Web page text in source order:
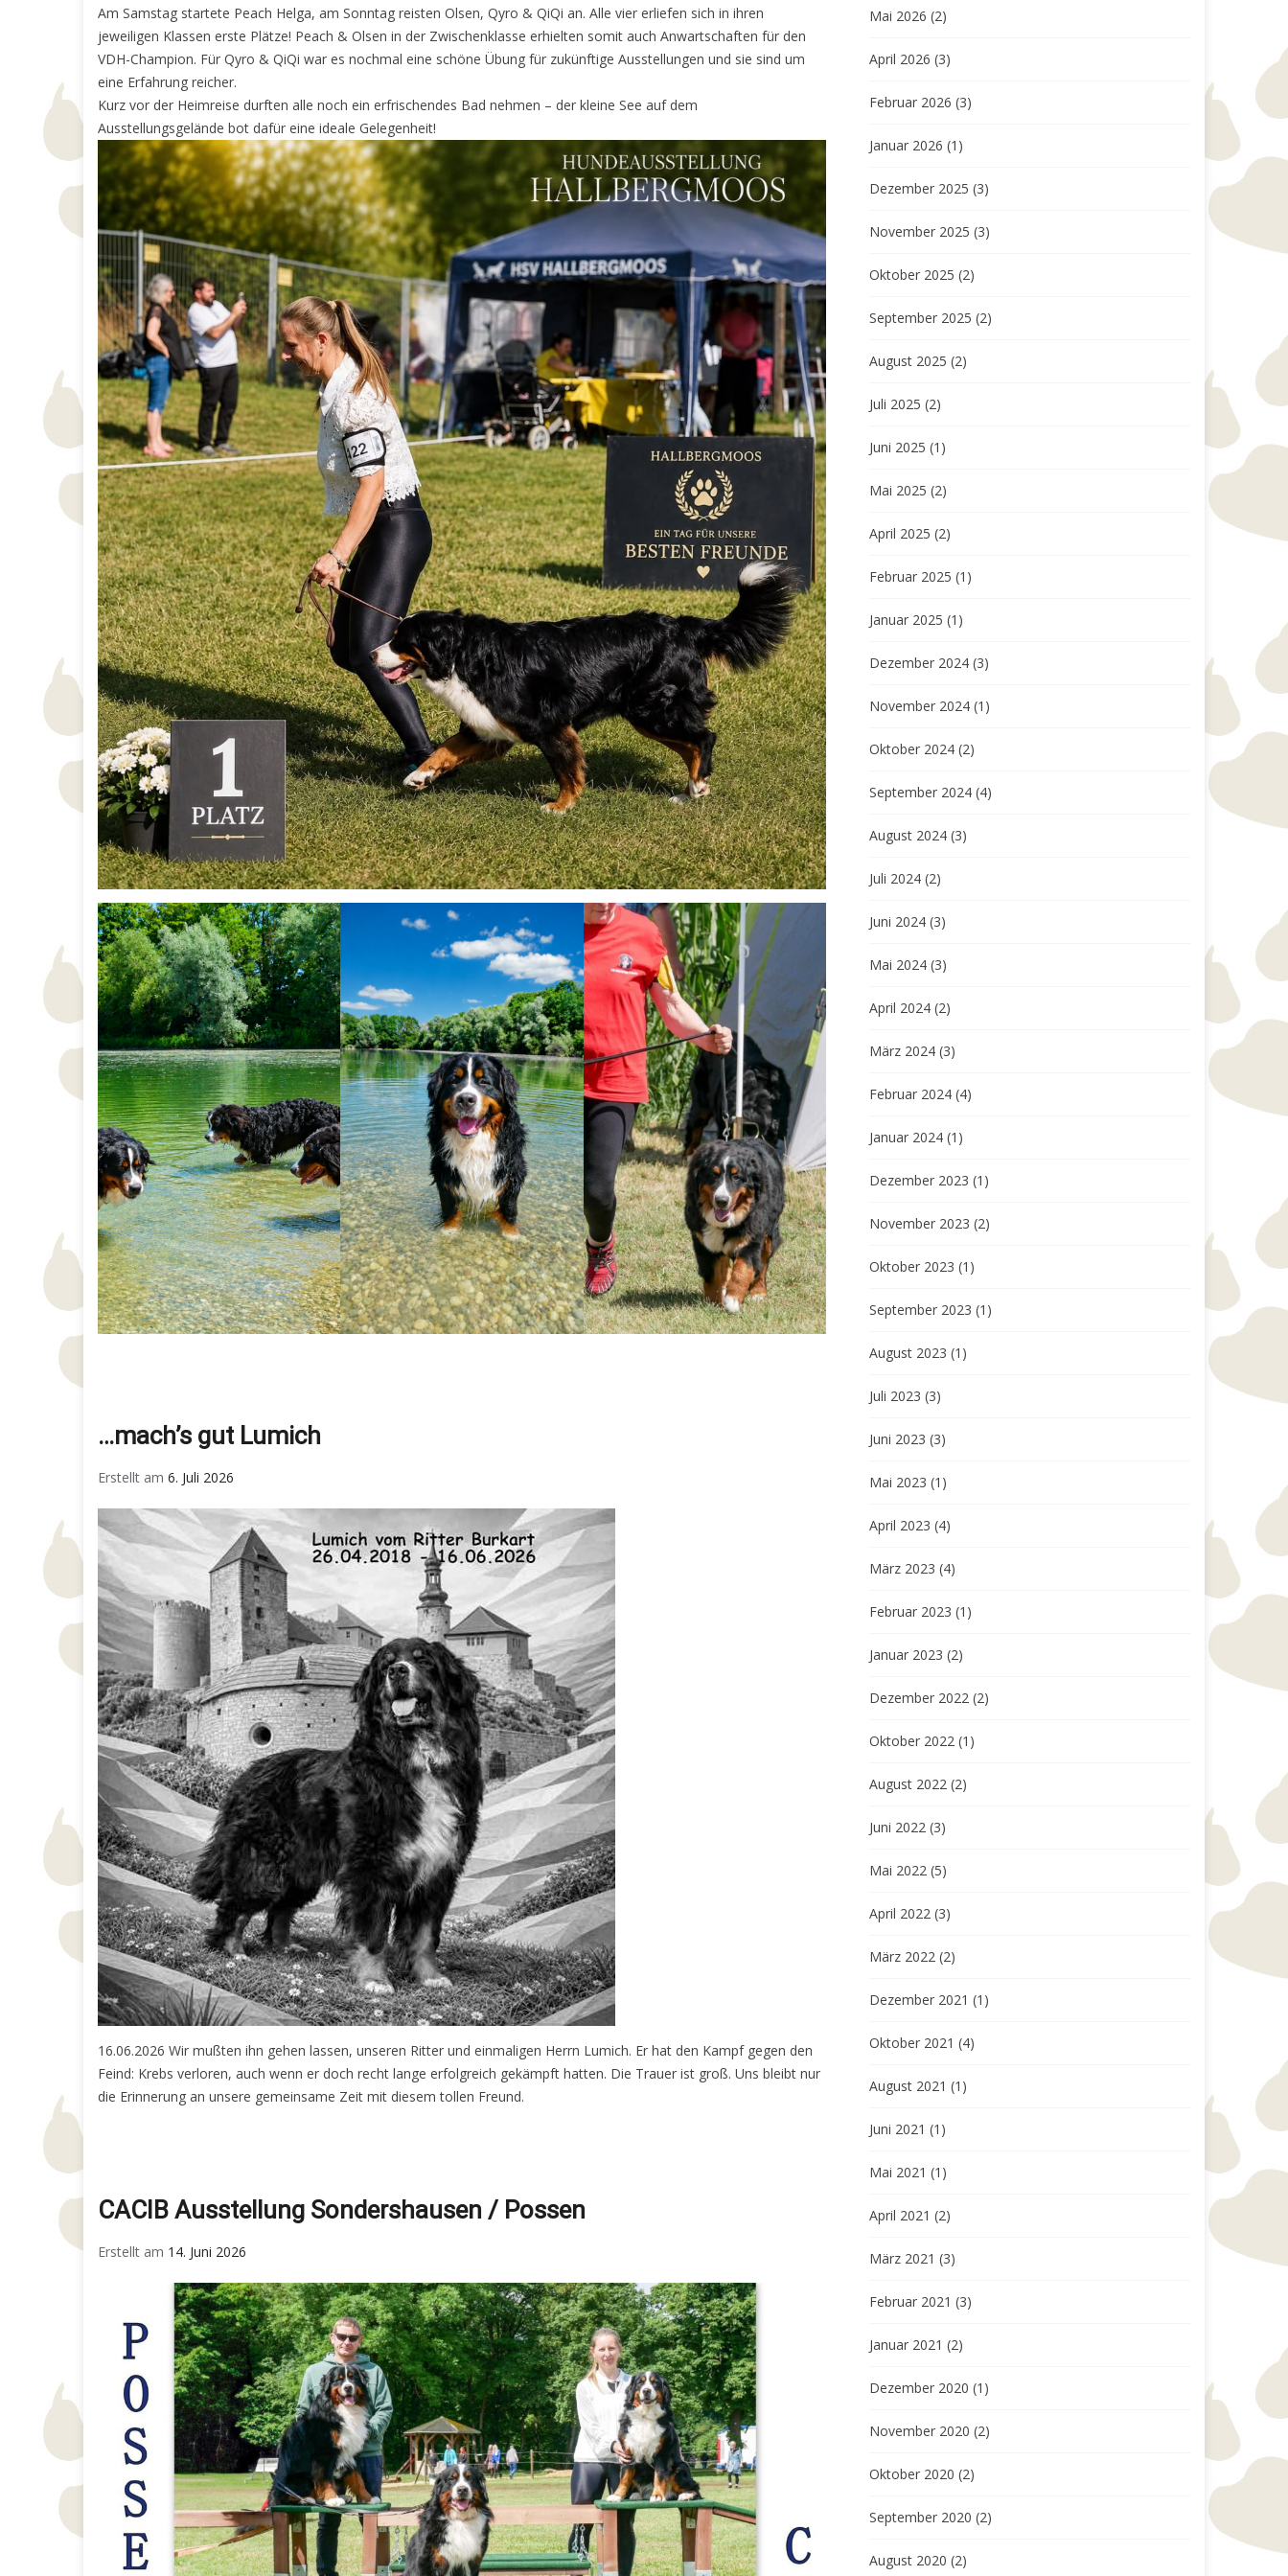
Am Samstag startete Peach Helga, am Sonntag reisten Olsen, Qyro & QiQi an. Alle vier erliefen sich in ihren
jeweiligen Klassen erste Plätze! Peach & Olsen in der Zwischenklasse erhielten somit auch Anwartschaften für den
VDH-Champion. Für Qyro & QiQi war es nochmal eine schöne Übung für zukünftige Ausstellungen und sie sind um
eine Erfahrung reicher.
Kurz vor der Heimreise durften alle noch ein erfrischendes Bad nehmen – der kleine See auf dem
Ausstellungsgelände bot dafür eine ideale Gelegenheit!
…mach’s gut Lumich
Erstellt am 6. Juli 2026
16.06.2026 Wir mußten ihn gehen lassen, unseren Ritter und einmaligen Herrn Lumich. Er hat den Kampf gegen den
Feind: Krebs verloren, auch wenn er doch recht lange erfolgreich gekämpft hatten. Die Trauer ist groß. Uns bleibt nur
die Erinnerung an unsere gemeinsame Zeit mit diesem tollen Freund.
CACIB Ausstellung Sondershausen / Possen
Erstellt am 14. Juni 2026
Mai 2026 (2)
April 2026 (3)
Februar 2026 (3)
Januar 2026 (1)
Dezember 2025 (3)
November 2025 (3)
Oktober 2025 (2)
September 2025 (2)
August 2025 (2)
Juli 2025 (2)
Juni 2025 (1)
Mai 2025 (2)
April 2025 (2)
Februar 2025 (1)
Januar 2025 (1)
Dezember 2024 (3)
November 2024 (1)
Oktober 2024 (2)
September 2024 (4)
August 2024 (3)
Juli 2024 (2)
Juni 2024 (3)
Mai 2024 (3)
April 2024 (2)
März 2024 (3)
Februar 2024 (4)
Januar 2024 (1)
Dezember 2023 (1)
November 2023 (2)
Oktober 2023 (1)
September 2023 (1)
August 2023 (1)
Juli 2023 (3)
Juni 2023 (3)
Mai 2023 (1)
April 2023 (4)
März 2023 (4)
Februar 2023 (1)
Januar 2023 (2)
Dezember 2022 (2)
Oktober 2022 (1)
August 2022 (2)
Juni 2022 (3)
Mai 2022 (5)
April 2022 (3)
März 2022 (2)
Dezember 2021 (1)
Oktober 2021 (4)
August 2021 (1)
Juni 2021 (1)
Mai 2021 (1)
April 2021 (2)
März 2021 (3)
Februar 2021 (3)
Januar 2021 (2)
Dezember 2020 (1)
November 2020 (2)
Oktober 2020 (2)
September 2020 (2)
August 2020 (2)